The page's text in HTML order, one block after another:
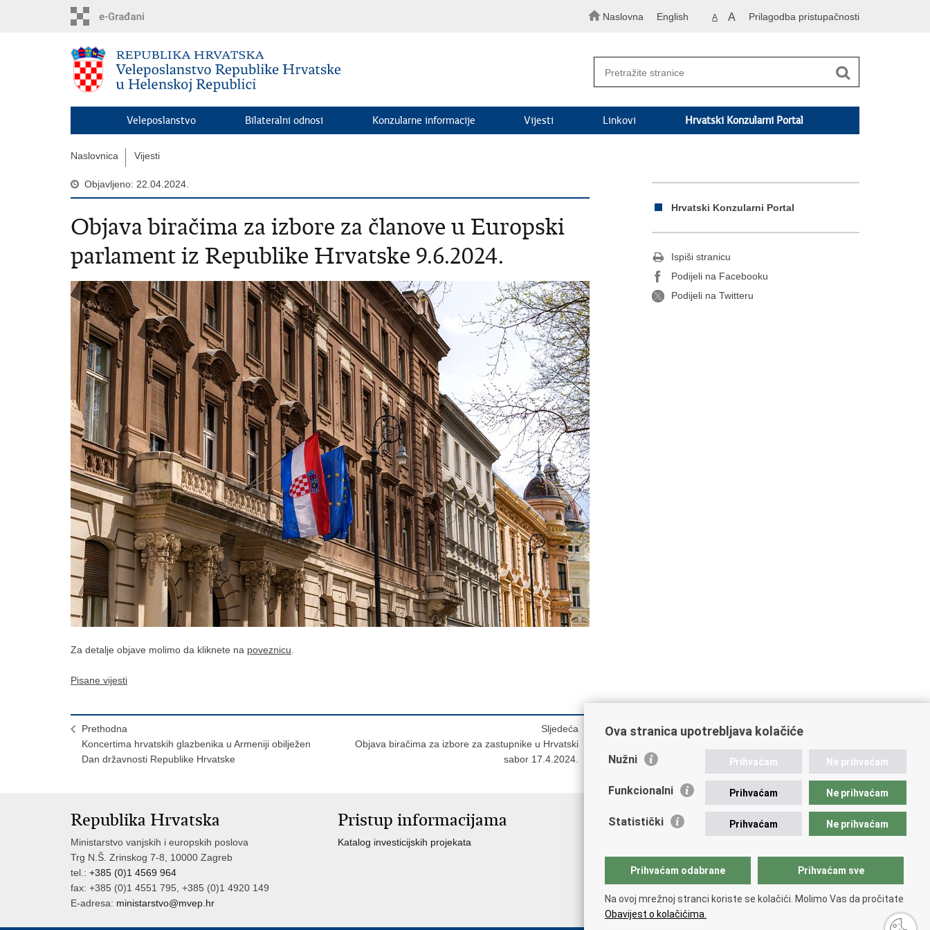
Naslovna English A A Prilagodba pristupačnosti
Veleposlanstvo Bilateralni odnosi Konzularne informacije Vijesti Linkovi Hrvatski Konzularni Portal
Naslovnica Vijesti
Objavljeno: 22.04.2024.
Objava biračima za izbore za članove u Europski
parlament iz Republike Hrvatske 9.6.2024.
Za detalje objave molimo da kliknete na poveznicu
Pisane vijesti
Prethodna
Koncertima hrvatskih glazbenika u Armeniji obilježen
Dan državnosti Republike Hrvatske
Sljedeća
Objava biračima za izbore za zastupnike u Hrvatski
sabor 17.4.2024.
Hrvatski Konzularni Portal
Ispiši stranicu
Podijeli na Facebooku
Podijeli na Twitteru
Republika Hrvatska
Ministarstvo vanjskih i europskih poslova
Trg N.Š. Zrinskog 7-8, 10000 Zagreb
tel.: +385 (0)1 4569 964
fax: +385 (0)1 4551 795, +385 (0)1 4920 149
E-adresa: ministarstvo@mvep.hr
Pristup informacijama
Katalog investicijskih projekata
Ova stranica upotrebljava kolačiće
Nužni Prihvaćam Ne prihvaćam
Funkcionalni Prihvaćam Ne prihvaćam
Statistički Prihvaćam Ne prihvaćam
Prihvaćam odabrane Prihvaćam sve
Na ovoj mrežnoj stranci koriste se kolačići. Molimo Vas da pročitate
Obavijest o kolačićima.